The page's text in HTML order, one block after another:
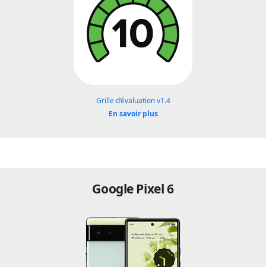
Grille d’évaluation v1.4
En savoir plus
Google Pixel 6